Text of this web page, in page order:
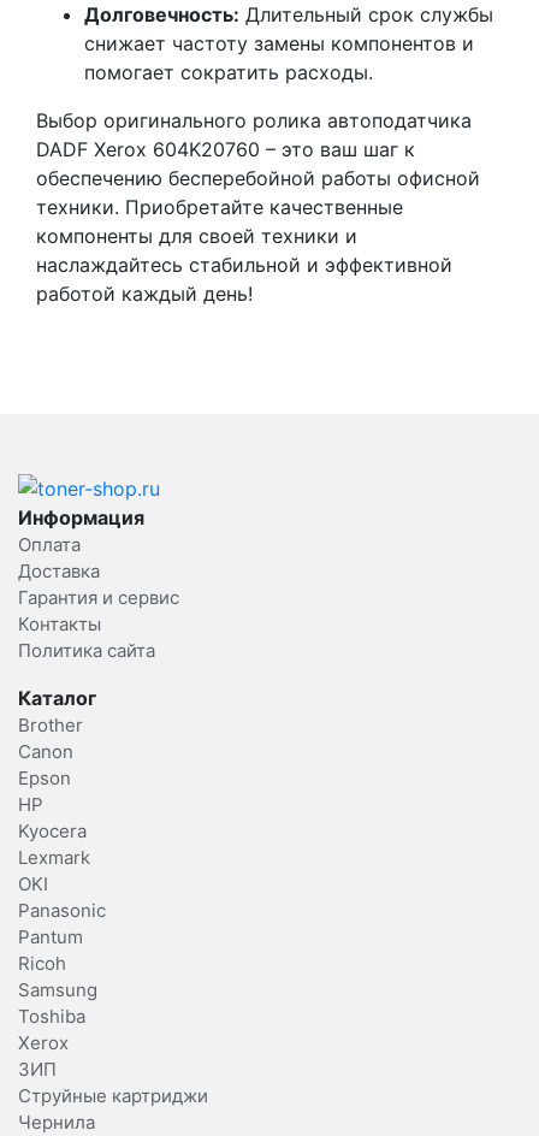
Долговечность: Длительный срок службы
снижает частоту замены компонентов и
помогает сократить расходы.
Выбор оригинального ролика автоподатчика
DADF Xerox 604K20760 – это ваш шаг к
обеспечению бесперебойной работы офисной
техники. Приобретайте качественные
компоненты для своей техники и
наслаждайтесь стабильной и эффективной
работой каждый день!
Информация
Оплата
Доставка
Гарантия и сервис
Контакты
Политика сайта
Каталог
Brother
Canon
Epson
HP
Kyocera
Lexmark
OKI
Panasonic
Pantum
Ricoh
Samsung
Toshiba
Xerox
ЗИП
Струйные картриджи
Чернила